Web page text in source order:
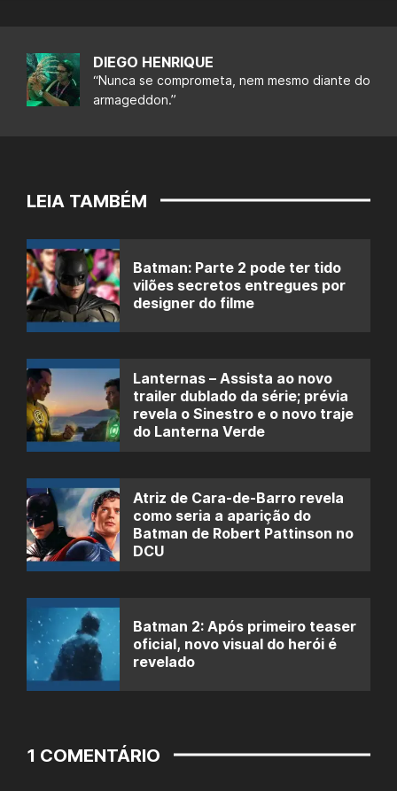
DIEGO HENRIQUE
“Nunca se comprometa, nem mesmo diante do
armageddon.”
LEIA TAMBÉM
Batman: Parte 2 pode ter tido
vilões secretos entregues por
designer do filme
Lanternas – Assista ao novo
trailer dublado da série; prévia
revela o Sinestro e o novo traje
do Lanterna Verde
Atriz de Cara-de-Barro revela
como seria a aparição do
Batman de Robert Pattinson no
DCU
Batman 2: Após primeiro teaser
oficial, novo visual do herói é
revelado
1 COMENTÁRIO